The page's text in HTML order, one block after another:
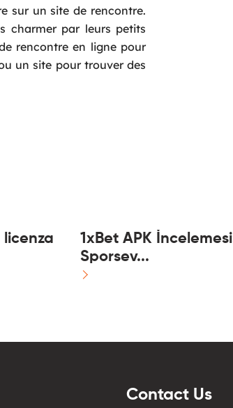
sur un site de rencontre.
charmer par leurs petits
rencontre en ligne pour
un site pour trouver des
licenza
1xBet APK
Sporsev...
Contact Us